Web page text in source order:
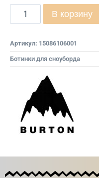
В корзину
Артикул: 15086106001
Ботинки для сноуборда